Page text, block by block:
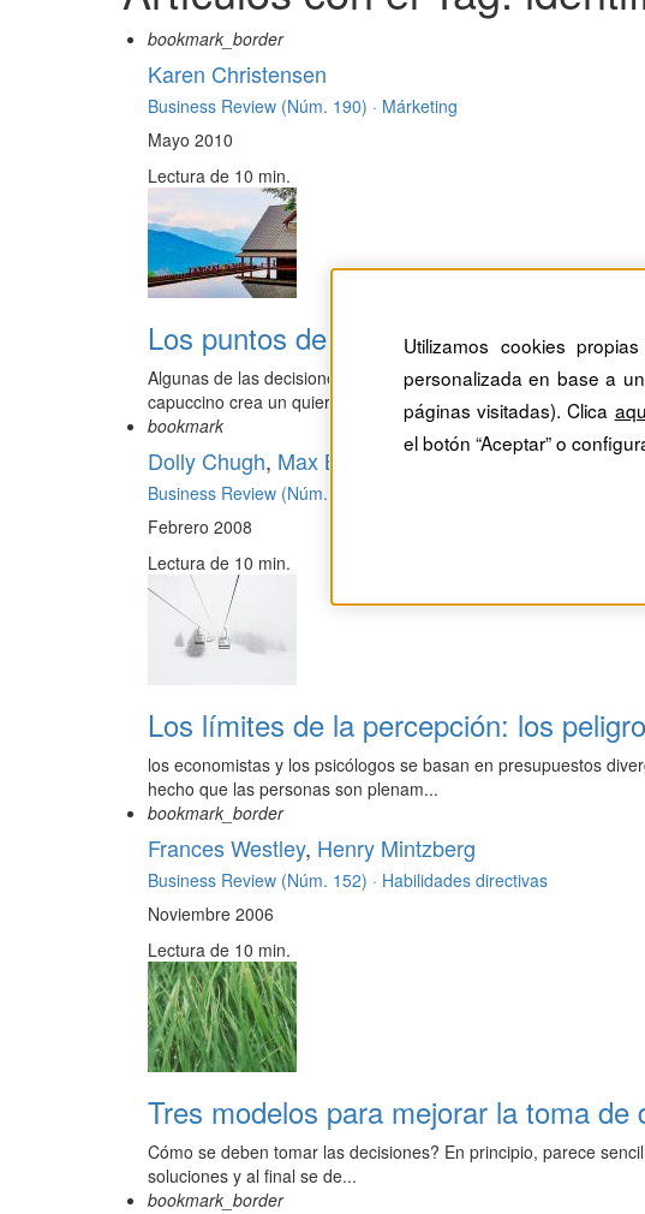
bookmark_border
Karen Christensen
Business Review (Núm. 190) · Márketing
Mayo 2010
Lectura de 10 min.
Los puntos de decisión: una teoría
Algunas de las decisiones más difíciles en la vida son las
capuccino crea un quiero ...
bookmark
Dolly Chugh, Max Bazerman
Business Review (Núm. 165) ·
Febrero 2008
Lectura de 10 min.
Los límites de la percepción: los
los economistas y los psicólogos se basan en presupuestos
hecho que las personas son plenam...
bookmark_border
Frances Westley, Henry Mintzberg
Business Review (Núm. 152) · Habilidades directivas
Noviembre 2006
Lectura de 10 min.
Tres modelos para mejorar la toma de
Cómo se deben tomar las decisiones? En principio, parece
soluciones y al final se de...
bookmark_border
Utilizamos cookies
personalizada en base a
páginas visitadas). Clica
el botón “Aceptar” o